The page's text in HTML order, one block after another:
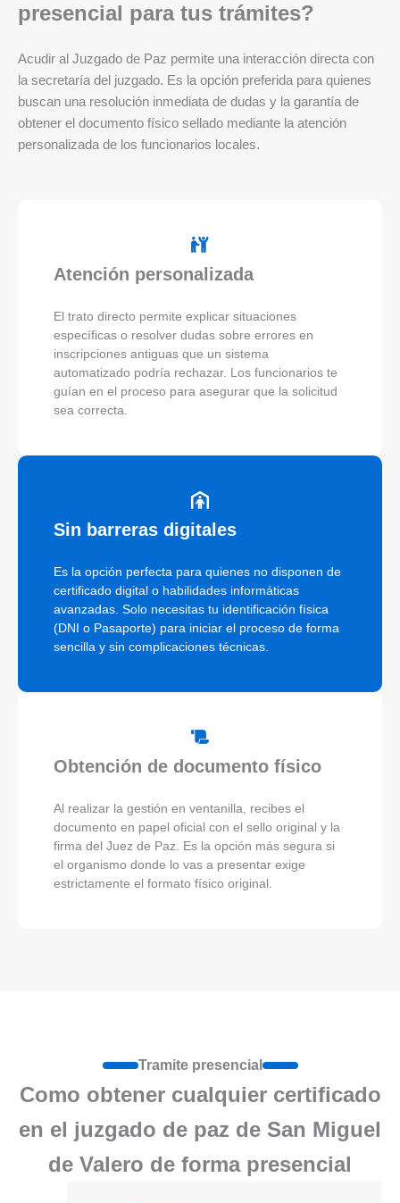
presencial para tus trámites?
Acudir al Juzgado de Paz permite una interacción directa con
la secretaría del juzgado. Es la opción preferida para quienes
buscan una resolución inmediata de dudas y la garantía de
obtener el documento físico sellado mediante la atención
personalizada de los funcionarios locales.
Atención personalizada
El trato directo permite explicar situaciones
específicas o resolver dudas sobre errores en
inscripciones antiguas que un sistema
automatizado podría rechazar. Los funcionarios te
guían en el proceso para asegurar que la solicitud
sea correcta.
Sin barreras digitales
Es la opción perfecta para quienes no disponen de
certificado digital o habilidades informáticas
avanzadas. Solo necesitas tu identificación física
(DNI o Pasaporte) para iniciar el proceso de forma
sencilla y sin complicaciones técnicas.
Obtención de documento físico
Al realizar la gestión en ventanilla, recibes el
documento en papel oficial con el sello original y la
firma del Juez de Paz. Es la opción más segura si
el organismo donde lo vas a presentar exige
estrictamente el formato físico original.
Tramite presencial
Como obtener cualquier certificado
en el juzgado de paz de San Miguel
de Valero de forma presencial